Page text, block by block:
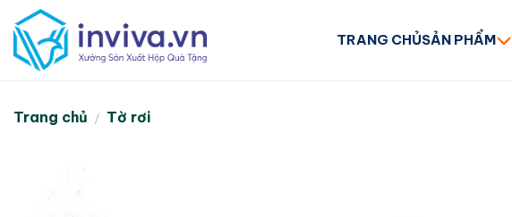
to
content
TRANG CHỦSẢN PHẨM
Trang chủ / Tờ rơi